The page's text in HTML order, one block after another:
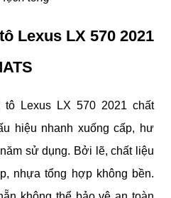
Lexus LX 570 2021
Lexus LX 570 2021 chất
hiệu nhanh xuống cấp, hư
sử dụng. Bởi lẽ, chất liệu
nhựa tổng hợp không bền.